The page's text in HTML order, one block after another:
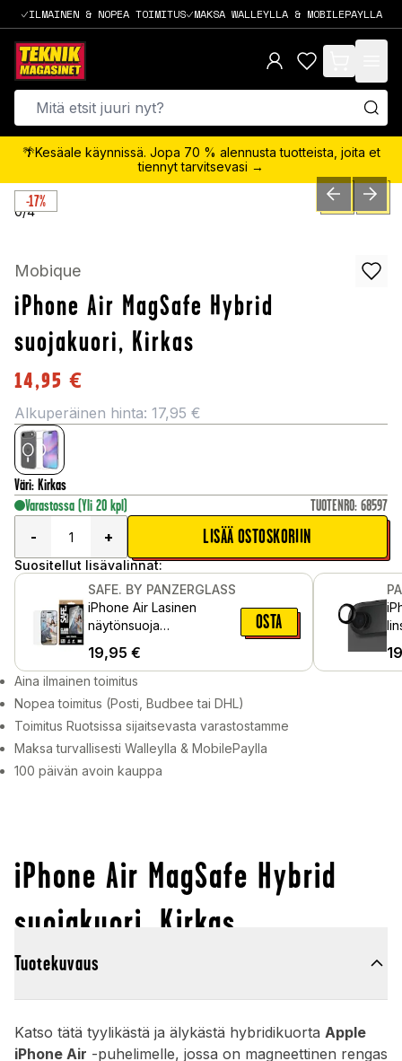
ILMAINEN & NOPEA TOIMITUS MAKSA WALLEYLLA & MOBILEPAYLLA
items in cart,
🌴Kesäale käynnissä. Jopa 70 % alennusta tuotteista, joita et
tiennyt tarvitsevasi →
-17%
0/4 PREVIOUSNEXT
Mobique
iPhone Air MagSafe Hybrid
suojakuori, Kirkas
14,95 €
Alkuperäinen hinta: 17,95 €
Väri: Kirkas
Varastossa (Yli 20 kpl) TUOTENRO: 68597
-
+ LISÄÄ OSTOSKORIIN
Suositellut lisävalinnat:
SAFE. BY PANZERGLASS
iPhone Air Lasinen
näytönsuoja
Wide Fit
19,95 €
OSTA
Aina ilmainen toimitus
Nopea toimitus (Posti, Budbee tai DHL)
Toimitus Ruotsissa sijaitsevasta varastostamme
Maksa turvallisesti Walleylla & MobilePaylla
100 päivän avoin kauppa
iPhone Air MagSafe Hybrid
suojakuori, Kirkas
Tuotekuvaus
Katso tätä tyylikästä ja älykästä hybridikuorta Apple
iPhone Air -puhelimelle, jossa on magneettinen rengas